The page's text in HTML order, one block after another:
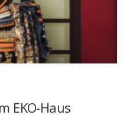
EKO-Haus